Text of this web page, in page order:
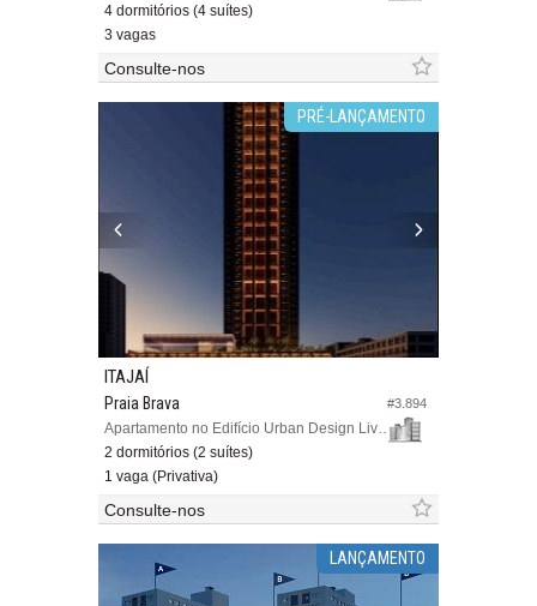
4 dormitórios (4 suítes)
3 vagas
Consulte-nos
PRÉ-LANÇAMENTO
#3.894
ITAJAÍ
Praia Brava
Apartamento no Edifício Urban Design Living
2 dormitórios (2 suítes)
1 vaga (Privativa)
Consulte-nos
LANÇAMENTO